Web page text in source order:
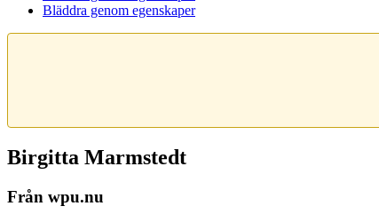
Bläddra genom egenskaper
Birgitta Marmstedt
Från wpu.nu